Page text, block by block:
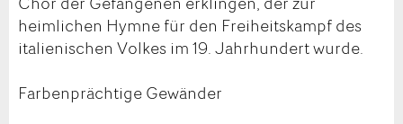
heimlichen Hymne für den Freiheitskampf des
italienischen Volkes im 19. Jahrhundert wurde.
Farbenprächtige Gewänder